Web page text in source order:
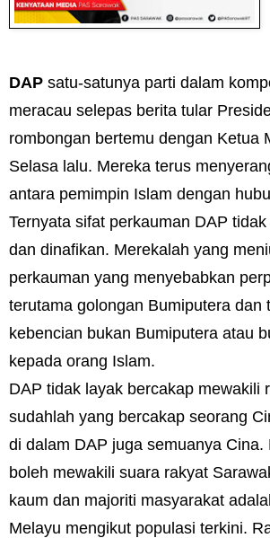
DAP satu-satunya parti dalam
meracau selepas berita tular
rombongan bertemu dengan Ketua
Selasa lalu. Mereka terus
antara pemimpin Islam dengan
Ternyata sifat perkauman DAP
dan dinafikan. Merekalah yang
perkauman yang menyebabkan
terutama golongan Bumiputera dan
kebencian bukan Bumiputera atau
kepada orang Islam.
DAP tidak layak bercakap mewakili
sudahlah yang bercakap seorang
di dalam DAP juga semuanya Cina.
boleh mewakili suara rakyat
kaum dan majoriti masyarakat
Melayu mengikut populasi terkini.